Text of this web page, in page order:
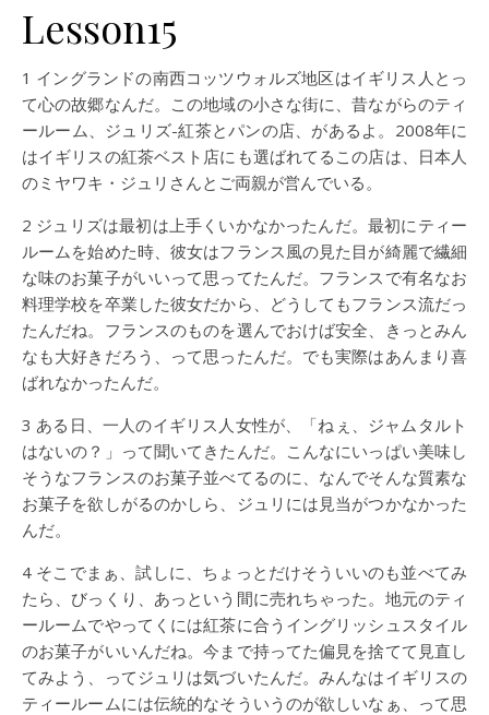
Lesson15
1 イングランドの南西コッツウォルズ地区はイギリス人とっ
て心の故郷なんだ。この地域の小さな街に、昔ながらのティ
ールーム、ジュリズ-紅茶とパンの店、があるよ。2008年に
はイギリスの紅茶ベスト店にも選ばれてるこの店は、日本人
のミヤワキ・ジュリさんとご両親が営んでいる。
2 ジュリズは最初は上手くいかなかったんだ。最初にティー
ルームを始めた時、彼女はフランス風の見た目が綺麗で繊細
な味のお菓子がいいって思ってたんだ。フランスで有名なお
料理学校を卒業した彼女だから、どうしてもフランス流だっ
たんだね。フランスのものを選んでおけば安全、きっとみん
なも大好きだろう、って思ったんだ。でも実際はあんまり喜
ばれなかったんだ。
3 ある日、一人のイギリス人女性が、「ねぇ、ジャムタルト
はないの？」って聞いてきたんだ。こんなにいっぱい美味し
そうなフランスのお菓子並べてるのに、なんでそんな質素な
お菓子を欲しがるのかしら、ジュリには見当がつかなかった
んだ。
4 そこでまぁ、試しに、ちょっとだけそういいのも並べてみ
たら、びっくり、あっという間に売れちゃった。地元のティ
ールームでやってくには紅茶に合うイングリッシュスタイル
のお菓子がいいんだね。今まで持ってた偏見を捨てて見直し
てみよう、ってジュリは気づいたんだ。みんなはイギリスの
ティールームには伝統的なそういうのが欲しいなぁ、って思